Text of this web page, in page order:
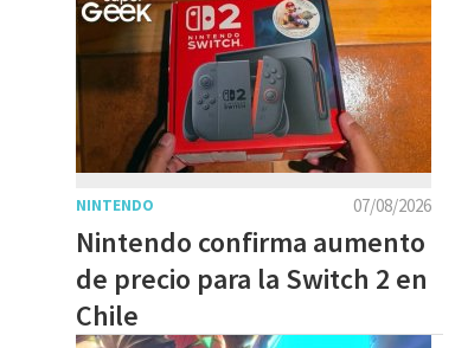
07/08/2026
NINTENDO
Nintendo confirma aumento
de precio para la Switch 2 en
Chile